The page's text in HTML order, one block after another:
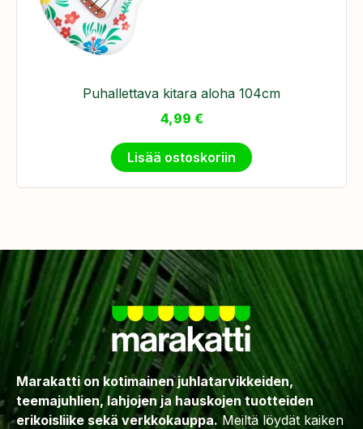
Puhallettava kitara aloha 104cm
4,99 €
Lisää ostoskoriin
Marakatti on kotimainen juhlatarvikkeiden,
teemajuhlien, lahjojen ja hauskojen tuotteiden
erikoisliike sekä verkkokauppa. Meiltä löydät kaiken